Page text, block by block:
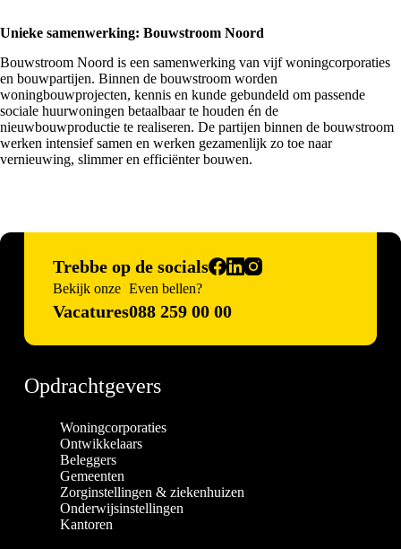
Unieke samenwerking: Bouwstroom Noord
Bouwstroom Noord is een samenwerking van vijf woningcorporaties
en bouwpartijen. Binnen de bouwstroom worden
woningbouwprojecten, kennis en kunde gebundeld om passende
sociale huurwoningen betaalbaar te houden én de
nieuwbouwproductie te realiseren. De partijen binnen de bouwstroom
werken intensief samen en werken gezamenlijk zo toe naar
vernieuwing, slimmer en efficiënter bouwen.
Trebbe op de socials
Bekijk onze
Vacatures
Even bellen?
088 259 00 00
Opdrachtgevers
Woningcorporaties
Ontwikkelaars
Beleggers
Gemeenten
Zorginstellingen & ziekenhuizen
Onderwijsinstellingen
Kantoren